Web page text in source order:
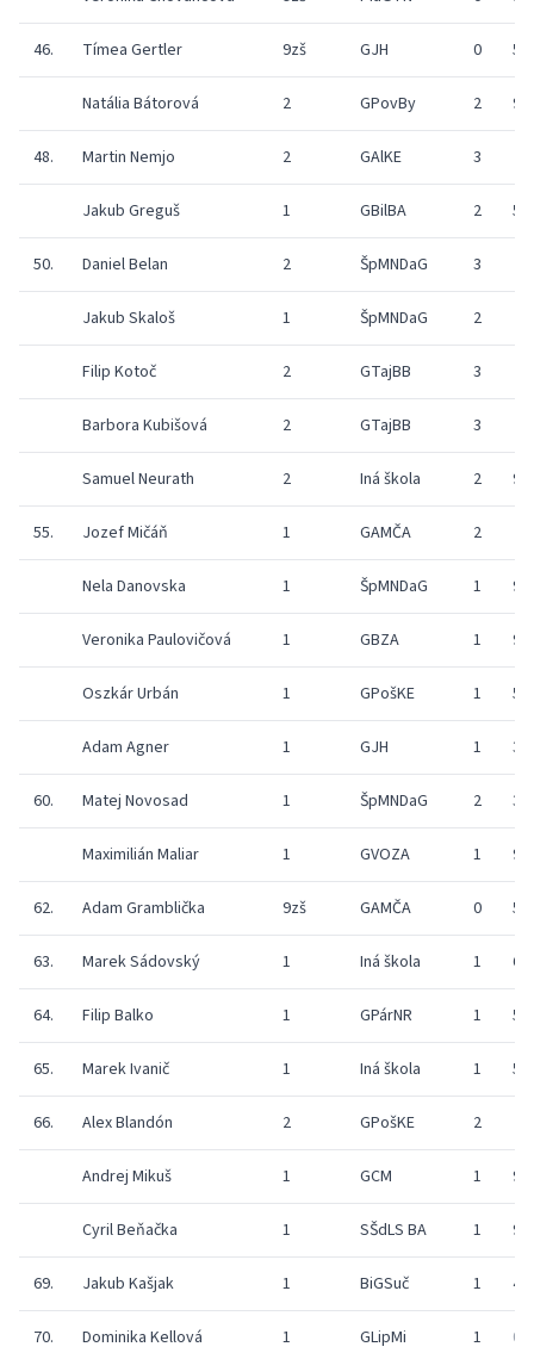
46. Tímea Gertler 9zš GJH 0 5
Natália Bátorová 2 GPovBy 2 9
48. Martin Nemjo 2 GAlKE 3
Jakub Greguš 1 GBilBA 2 5
50. Daniel Belan 2 ŠpMNDaG 3
Jakub Skaloš 1 ŠpMNDaG 2
Filip Kotoč 2 GTajBB 3
Barbora Kubišová 2 GTajBB 3
Samuel Neurath 2 Iná škola 2 9
55. Jozef Mičáň 1 GAMČA 2
Nela Danovska 1 ŠpMNDaG 1 9
Veronika Paulovičová 1 GBZA 1 9
Oszkár Urbán 1 GPošKE 1 5
Adam Agner 1 GJH 1 3
60. Matej Novosad 1 ŠpMNDaG 2 3
Maximilián Maliar 1 GVOZA 1 9
62. Adam Gramblička 9zš GAMČA 0 5
63. Marek Sádovský 1 Iná škola 1 6
64. Filip Balko 1 GPárNR 1 5
65. Marek Ivanič 1 Iná škola 1 5
66. Alex Blandón 2 GPošKE 2
Andrej Mikuš 1 GCM 1 9
Cyril Beňačka 1 SŠdLS BA 1 9
69. Jakub Kašjak 1 BiGSuč 1 4
70. Dominika Kellová 1 GLipMi 1 0